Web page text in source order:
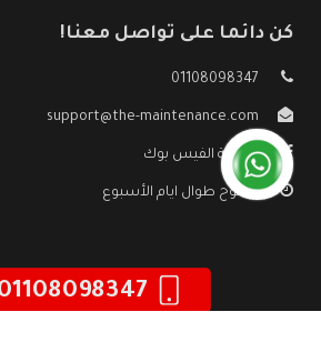
كن دائما على تواصل معنا!
01108098347
support@the-maintenance.com
صفحة الفيس بوك
مفتوح طوال ايام الأسبوع